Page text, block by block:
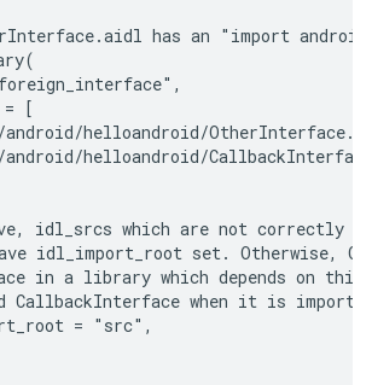
has an "import
[
helloandroid/
helloandroid/
idl_srcs which are not correctly
idl_import_root set. Otherwise,
in a library which depends on
CallbackInterface when it is
= "src",